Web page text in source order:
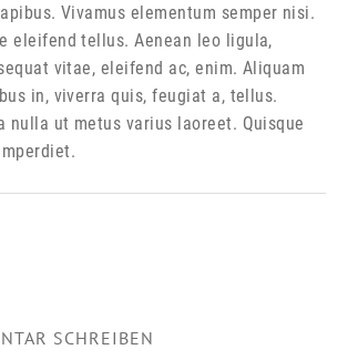
Vivamus elementum semper nisi.
eleifend tellus. Aenean leo ligula,
vitae, eleifend ac, enim. Aliquam
in, viverra quis, feugiat a, tellus.
nulla ut metus varius laoreet. Quisque
SCHREIBEN